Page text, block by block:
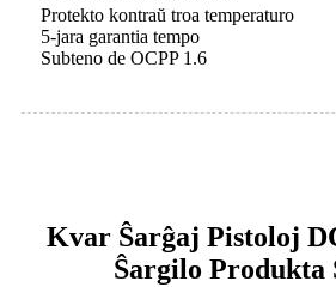
Protekto kontraŭ troa temperaturo
5-jara garantia tempo
Subteno de OCPP 1.6
Kvar Ŝarĝaj Pistoloj
Ŝargilo Produkta